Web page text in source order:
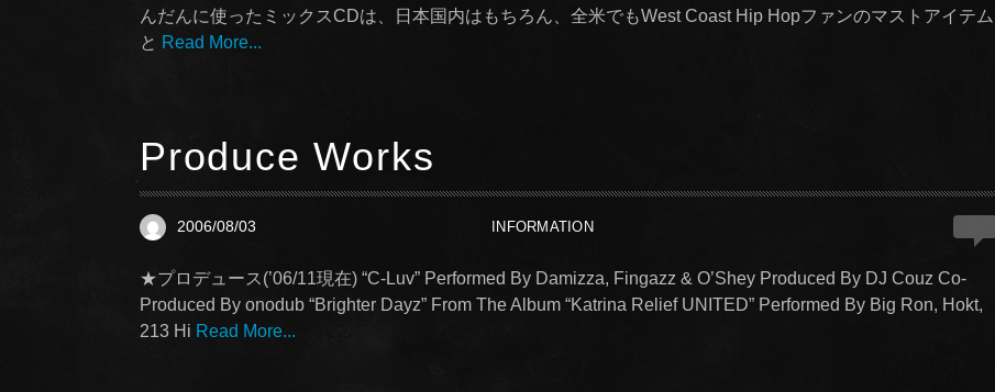
んだんに使ったミックスCDは、日本国内はもちろん、全米でもWest Coast Hip Hopファンのマストアイテム
と Read More...
Produce Works
2006/08/03 INFORMATION
★プロデュース(’06/11現在) “C-Luv” Performed By Damizza, Fingazz & O’Shey Produced By DJ Couz Co-
Produced By onodub “Brighter Dayz” From The Album “Katrina Relief UNITED” Performed By Big Ron, Hokt,
213 Hi Read More...